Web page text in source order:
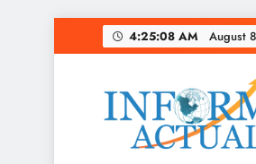
to
4:25:09 AM August